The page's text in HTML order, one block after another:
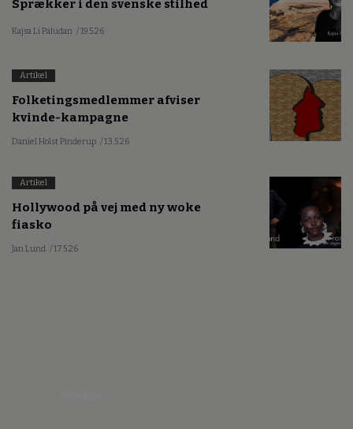
Sprækker i den svenske stilhed
Kajsa Li Paludan / 19.5.26
Artikel
Folketingsmedlemmer afviser
kvinde-kampagne
Daniel Holst Pinderup / 13.5.26
Artikel
Hollywood på vej med ny woke
fiasko
Jan Lund / 17.5.26